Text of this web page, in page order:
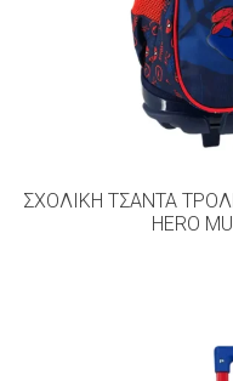
ΣΧΟΛΙΚΉ ΤΣΆΝΤΑ
HERO